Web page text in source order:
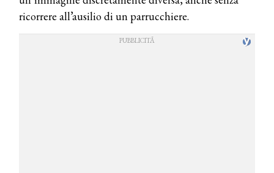
ricorrere all’ausilio di un parrucchiere.